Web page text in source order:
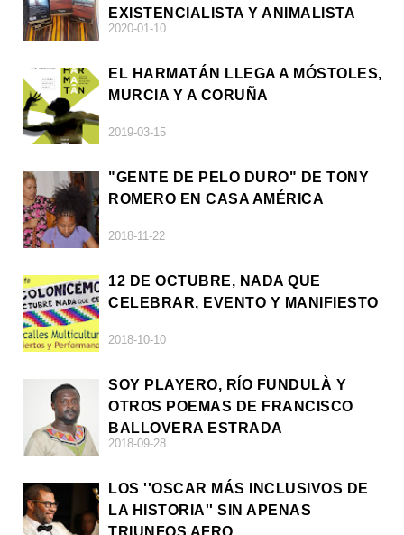
EXISTENCIALISTA Y ANIMALISTA
2020-01-10
EL HARMATÁN LLEGA A MÓSTOLES,
MURCIA Y A CORUÑA
2019-03-15
"GENTE DE PELO DURO" DE TONY
ROMERO EN CASA AMÉRICA
2018-11-22
12 DE OCTUBRE, NADA QUE
CELEBRAR, EVENTO Y MANIFIESTO
2018-10-10
SOY PLAYERO, RÍO FUNDULÀ Y
OTROS POEMAS DE FRANCISCO
BALLOVERA ESTRADA
2018-09-28
LOS ''OSCAR MÁS INCLUSIVOS DE
LA HISTORIA'' SIN APENAS
TRIUNFOS AFRO